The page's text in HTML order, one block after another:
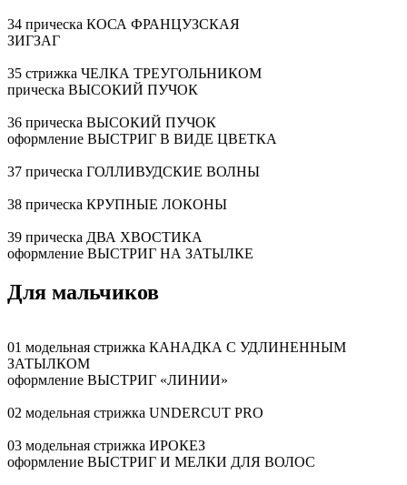
34 прическа КОСА ФРАНЦУЗСКАЯ
ЗИГЗАГ
35 стрижка ЧЕЛКА ТРЕУГОЛЬНИКОМ
прическа ВЫСОКИЙ ПУЧОК
36 прическа ВЫСОКИЙ ПУЧОК
оформление ВЫСТРИГ В ВИДЕ ЦВЕТКА
37 прическа ГОЛЛИВУДСКИЕ ВОЛНЫ
38 прическа КРУПНЫЕ ЛОКОНЫ
39 прическа ДВА ХВОСТИКА
оформление ВЫСТРИГ НА ЗАТЫЛКЕ
Для мальчиков
01 модельная стрижка КАНАДКА С УДЛИНЕННЫМ
ЗАТЫЛКОМ
оформление ВЫСТРИГ «ЛИНИИ»
02 модельная стрижка UNDERCUT PRO
03 модельная стрижка ИРОКЕЗ
оформление ВЫСТРИГ И МЕЛКИ ДЛЯ ВОЛОС